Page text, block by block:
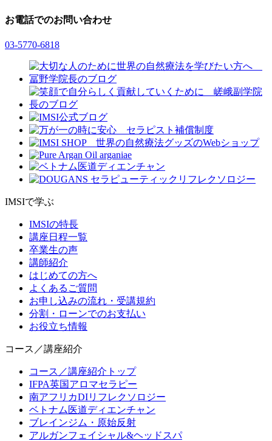
お電話でのお問い合わせ
03-5770-6818
IMSIで学ぶ
IMSIの特長
講座日程一覧
卒業生の声
講師紹介
はじめての方へ
よくあるご質問
お申し込みの流れ・受講規約
分割・ローンでのお支払い
お役立ち情報
コース／講座紹介
コース／講座紹介トップ
IFPA英国アロマセラピー
南アフリカDIリフレクソロジー
ベトナム医道ディエンチャン
ブレインジム・原始反射
アルガンフェイシャル&ヘッドスパ